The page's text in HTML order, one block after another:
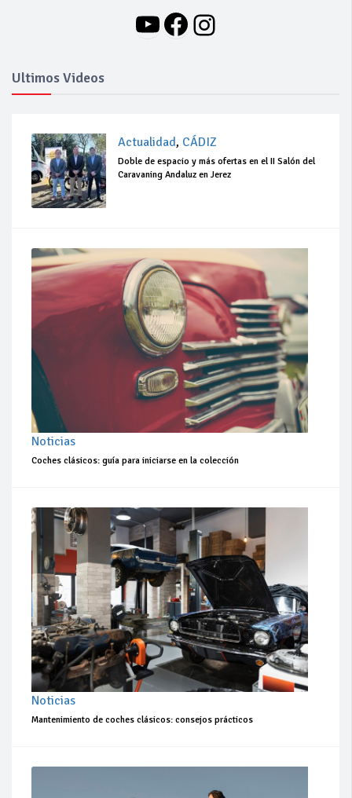
YouTube
Facebook
Instagram
Ultimos Videos
Actualidad, CÁDIZ
Doble de espacio y más ofertas en el II Salón del
Caravaning Andaluz en Jerez
Noticias
Coches clásicos: guía para iniciarse en la colección
Noticias
Mantenimiento de coches clásicos: consejos prácticos